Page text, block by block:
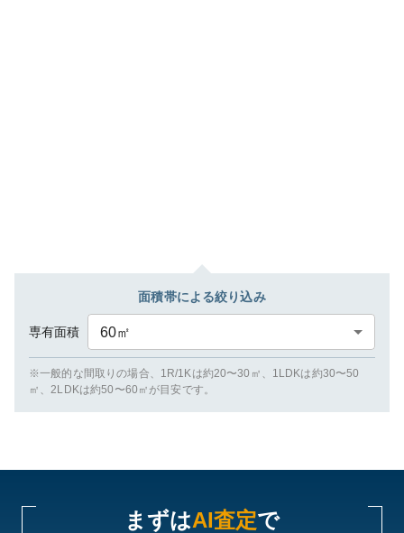
面積帯による絞り込み
専有面積 60㎡
※一般的な間取りの場合、1R/1Kは約20〜30㎡、1LDKは約30〜50
㎡、2LDKは約50〜60㎡が目安です。
まずはAI査定で